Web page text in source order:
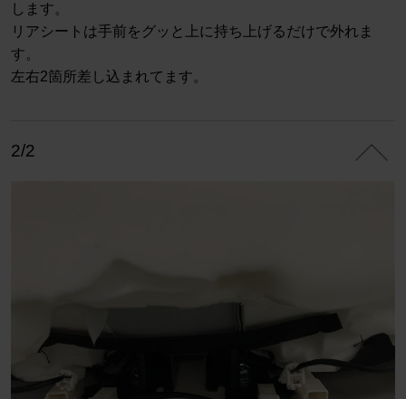
します。
リアシートは手前をグッと上に持ち上げるだけで外れま
す。
左右2箇所差し込まれてます。
2/2